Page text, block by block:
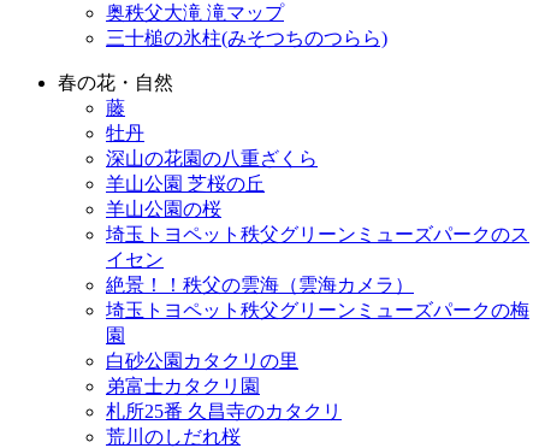
奥秩父大滝 滝マップ
三十槌の氷柱(みそつちのつらら)
春の花・自然
藤
牡丹
深山の花園の八重ざくら
羊山公園 芝桜の丘
羊山公園の桜
埼玉トヨペット秩父グリーンミューズパークのス
イセン
絶景！！秩父の雲海（雲海カメラ）
埼玉トヨペット秩父グリーンミューズパークの梅
園
白砂公園カタクリの里
弟富士カタクリ園
札所25番 久昌寺のカタクリ
荒川のしだれ桜